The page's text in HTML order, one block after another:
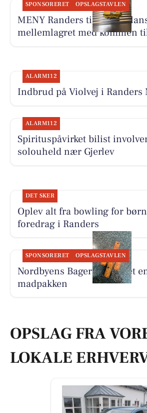
SPONSORERET OPSLAGSTAVLEN
MENY Randers tilbyder
mellemlagret med kommen
ALARM112
Indbrud på Violvej i Randers
ALARM112
Spirituspåvirket bilist
solouheld nær Gjerlev
DET SKER
Oplev alt fra bowling for
foredrag i Randers
SPONSORERET OPSLAGSTAVLEN
Nordbyens Bageri har lavet
madpakken
OPSLAG FRA
LOKALE